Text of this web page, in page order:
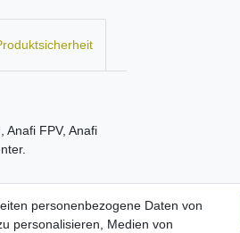
Anafi FPV, Anafi
personenbezogene Daten von
personalisieren, Medien von